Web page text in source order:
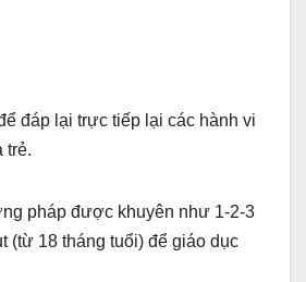
đáp lại trực tiếp lại các hành vi
trẻ.
pháp được khuyên như 1-2-3
(từ 18 tháng tuổi) để giáo dục